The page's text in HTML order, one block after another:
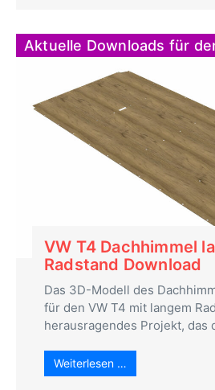
Aktuelle Downloads für
VW T4 Dachhimmel
Radstand Download
Das 3D-Modell des
für den VW T4 mit langem
herausragendes Projekt, das
Weiterlesen …